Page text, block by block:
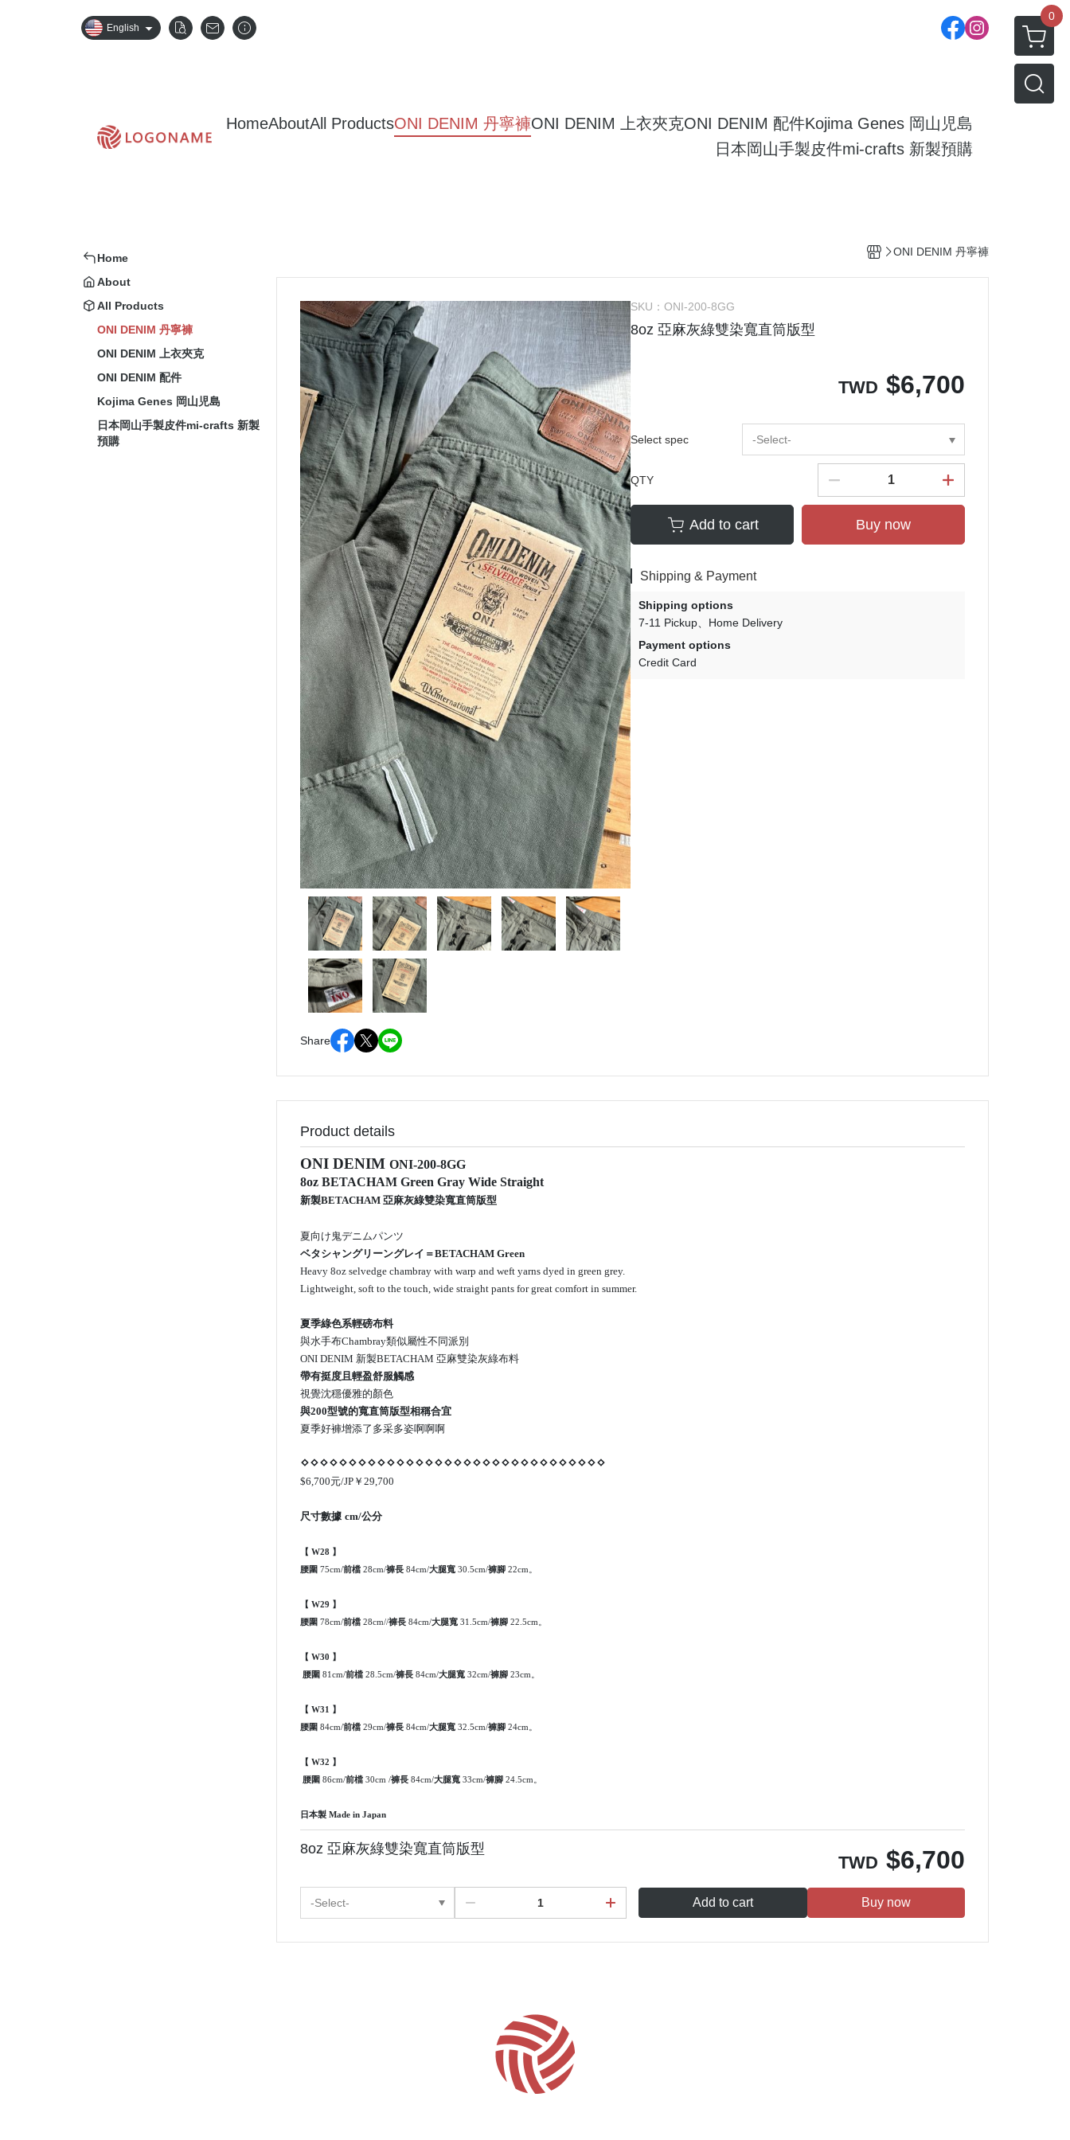
English
0
HomeAboutAll ProductsONI DENIM 丹寧褲ONI DENIM 上衣夾克ONI DENIM 配件Kojima Genes 岡山児島
日本岡山手製皮件mi-crafts 新製預購
Home
About
All Products
ONI DENIM 丹寧褲
ONI DENIM 上衣夾克
ONI DENIM 配件
Kojima Genes 岡山児島
日本岡山手製皮件mi-crafts 新製
預購
ONI DENIM 丹寧褲
Share
SKU：ONI-200-8GG
8oz 亞麻灰綠雙染寬直筒版型
TWD $6,700
Select spec -Select-
QTY
Add to cart Buy now
Shipping & Payment
Shipping options
7-11 Pickup
Home Delivery
Payment options
Credit Card
Product details
ONI DENIM ONI-200-8GG
8oz BETACHAM Green Gray Wide Straight
新製BETACHAM 亞麻灰綠雙染寬直筒版型
夏向け鬼デニムパンツ
ベタシャングリーングレイ＝BETACHAM Green
Heavy 8oz selvedge chambray with warp and weft yarns dyed in green grey.
Lightweight, soft to the touch, wide straight pants for great comfort in summer.
夏季綠色系輕磅布料
與水手布Chambray類似屬性不同派別
ONI DENIM 新製BETACHAM 亞麻雙染灰綠布料
帶有挺度且輕盈舒服觸感
視覺沈穩優雅的顏色
與200型號的寬直筒版型相稱合宜
夏季好褲增添了多采多姿啊啊啊
⋄⋄⋄⋄⋄⋄⋄⋄⋄⋄⋄⋄⋄⋄⋄⋄⋄⋄⋄⋄⋄⋄⋄⋄⋄⋄⋄⋄⋄⋄⋄⋄
$6,700元/JP￥29,700
尺寸數據 cm/公分
【 W28 】
腰圍 75cm/前檔 28cm/褲長 84cm/大腿寬 30.5cm/褲腳 22cm
【 W29 】
腰圍 78cm/前檔 28cm//褲長 84cm/大腿寬 31.5cm/褲腳 22.5cm。
【 W30 】
腰圍 81cm/前檔 28.5cm/褲長 84cm/大腿寬 32cm/褲腳 23cm
【 W31 】
腰圍 84cm/前檔 29cm/褲長 84cm/大腿寬 32.5cm/褲腳 24cm。
【 W32 】
腰圍 86cm/前檔 30cm /褲長 84cm/大腿寬 33cm/褲腳 24.5cm。
日本製 Made in Japan
8oz 亞麻灰綠雙染寬直筒版型
TWD $6,700
-Select- Add to cart Buy now